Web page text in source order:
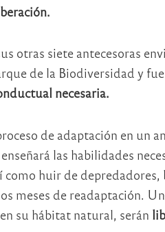
otras siete antecesoras
de la Biodiversidad y
necesaria.
de adaptación en un
las habilidades
huir de
meses de readaptación.
su hábitat natural, serán